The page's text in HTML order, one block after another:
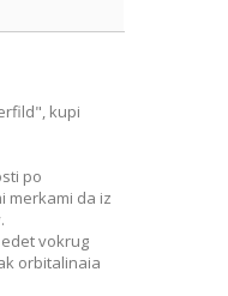
kupi
po
merkami da iz
vokrug
orbitalinaia